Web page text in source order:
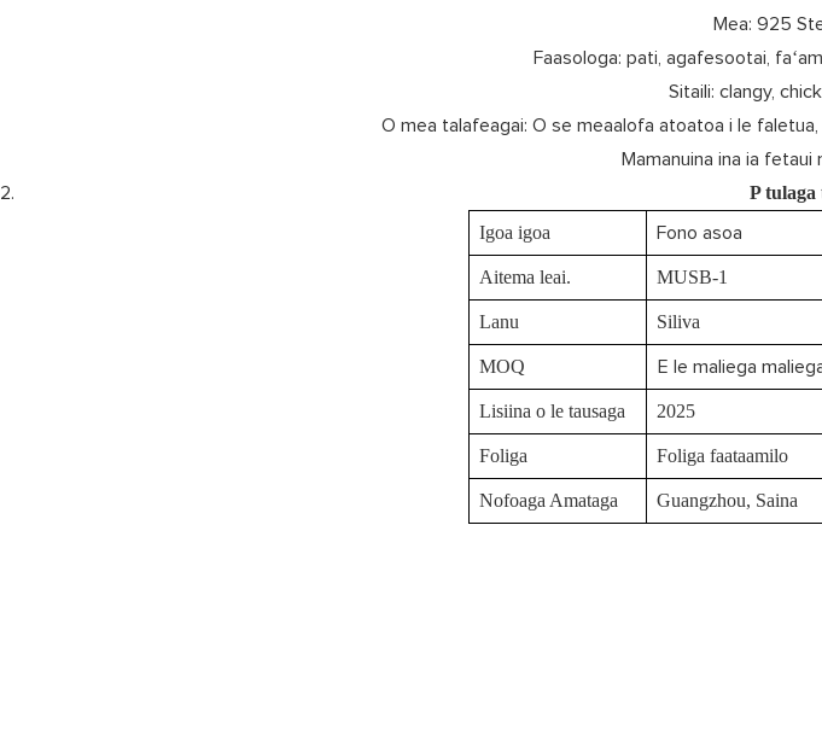
Mea: 925
Faasologa: pati, agafesootai,
Sitaili: clangy,
O mea talafeagai: O se meaalofa atoatoa i le
Mamanuina ina ia
Ptulaga
Igoa igoa
Fono asoa
Aitema leai. MUSB-1
Lanu Siliva
MOQ E le maliega
Lisiina o le tausaga 2025
Foliga Foliga faataamilo
Nofoaga Amataga Guangzhou, Saina